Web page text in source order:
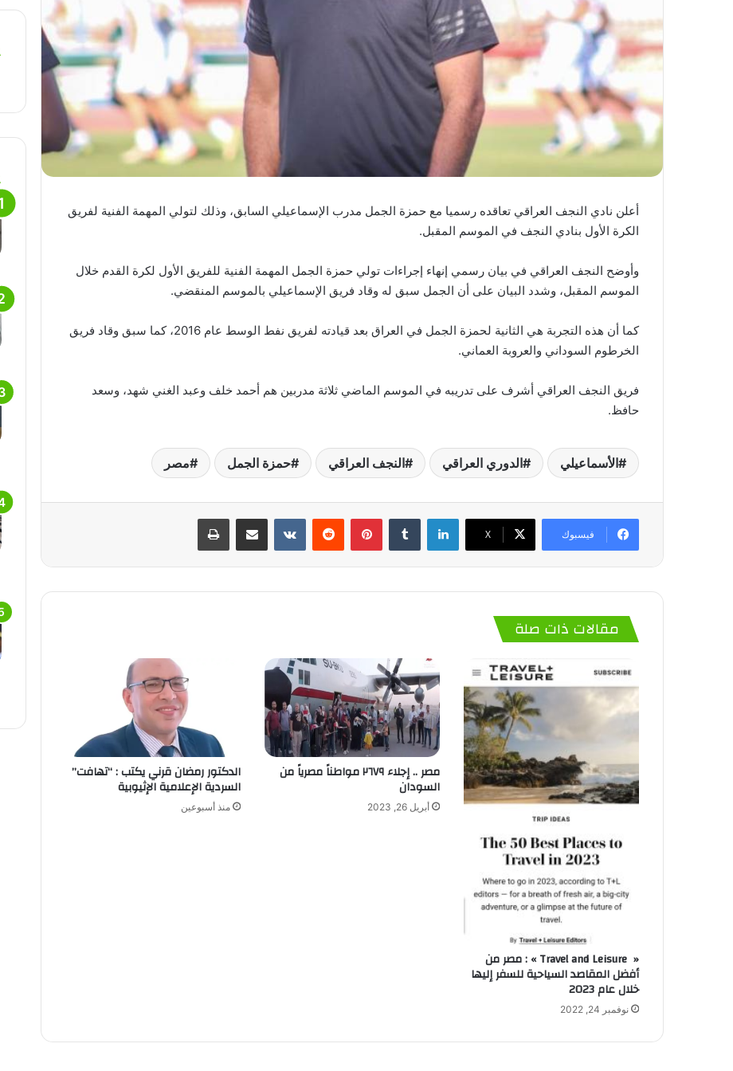
أعلن نادي النجف العراقي تعاقده رسميا مع حمزة الجمل مدرب الإسماعيلي السابق، وذلك لتولي المهمة الفنية لفريق
الكرة الأول بنادي النجف في الموسم المقبل.
وأوضح النجف العراقي في بيان رسمي إنهاء إجراءات تولي حمزة الجمل المهمة الفنية للفريق الأول لكرة القدم خلال
الموسم المقبل، وشدد البيان على أن الجمل سبق له وقاد فريق الإسماعيلي بالموسم المنقضي.
كما أن هذه التجربة هي الثانية لحمزة الجمل في العراق بعد قيادته لفريق نفط الوسط عام 2016، كما سبق وقاد فريق
الخرطوم السوداني والعروبة العماني.
فريق النجف العراقي أشرف على تدريبه في الموسم الماضي ثلاثة مدربين هم أحمد خلف وعبد الغني شهد، وسعد
حافظ.
الأسماعيلي الدوري العراقي النجف العراقي حمزة الجمل مصر
فيسبوك ‫X
لينكدإن بينتيريست
مقالات ذات صلة
« Travel and Leisure » : مصر من
أفضل المقاصد السياحية للسفر إليها
خلال عام 2023
نوفمبر 24, 2022
مصر .. إجلاء ٢٦٧٩ مواطناً مصرياً من
السودان
أبريل 26, 2023
الدكتور رمضان قرني يكتب : “تهافت”
السردية الإعلامية الإثيوبية
منذ أسبوعين